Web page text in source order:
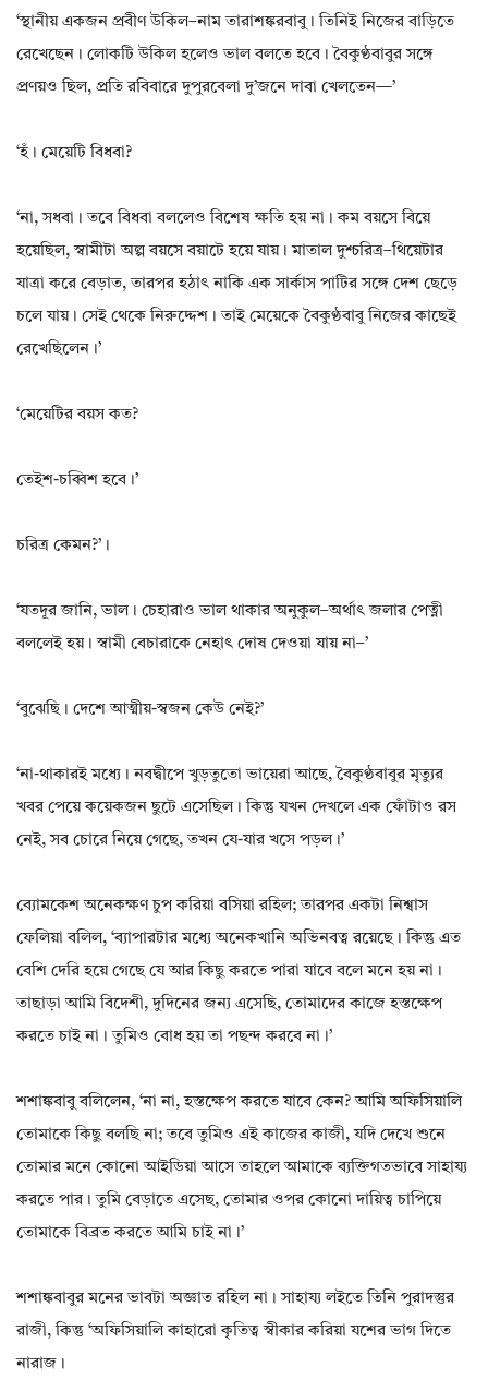
‘স্থানীয় একজন প্রবীণ উকিল–নাম তারাশঙ্করবাবু। তিনিই নিজের বাড়িতে
রেখেছেন। লোকটি উকিল হলেও ভাল বলতে হবে। বৈকুণ্ঠবাবুর সঙ্গে
প্রণয়ও ছিল‌, প্রতি রবিবারে দুপুরবেলা দু’জনে দাবা খেলতেন—’
‘হঁ। মেয়েটি বিধবা?
‘না‌, সধবা। তবে বিধবা বললেও বিশেষ ক্ষতি হয় না। কম বয়সে বিয়ে
হয়েছিল‌, স্বামীটা অল্প বয়সে বয়াটে হয়ে যায়। মাতাল দুশ্চরিত্র–থিয়েটার
যাত্রা করে বেড়াত‌, তারপর হঠাৎ নাকি এক সার্কাস পাটির সঙ্গে দেশ ছেড়ে
চলে যায়। সেই থেকে নিরুদ্দেশ। তাই মেয়েকে বৈকুণ্ঠবাবু নিজের কাছেই
রেখেছিলেন।’
‘মেয়েটির বয়স কত?
তেইশ-চব্বিশ হবে।’
চরিত্র কেমন?’।
‘যতদূর জানি‌, ভাল। চেহারাও ভাল থাকার অনুকুল–অর্থাৎ জলার পেত্নী
বললেই হয়। স্বামী বেচারাকে নেহাৎ দোষ দেওয়া যায় না–’
‘বুঝেছি। দেশে আত্মীয়-স্বজন কেউ নেই?’
‘না-থাকারই মধ্যে। নবদ্বীপে খুড়তুতো ভায়েরা আছে‌, বৈকুণ্ঠবাবুর মৃত্যুর
খবর পেয়ে কয়েকজন ছুটে এসেছিল। কিন্তু যখন দেখলে এক ফোঁটাও রস
নেই‌, সব চোরে নিয়ে গেছে‌, তখন যে-যার খসে পড়ল।’
ব্যোমকেশ অনেকক্ষণ চুপ করিয়া বসিয়া রহিল; তারপর একটা নিশ্বাস
ফেলিয়া বলিল‌, ‘ব্যাপারটার মধ্যে অনেকখানি অভিনবত্ব রয়েছে। কিন্তু এত
বেশি দেরি হয়ে গেছে যে আর কিছু করতে পারা যাবে বলে মনে হয় না।
তাছাড়া আমি বিদেশী‌, দুদিনের জন্য এসেছি‌, তোমাদের কাজে হস্তক্ষেপ
করতে চাই না। তুমিও বোধ হয় তা পছন্দ করবে না।’
শশাঙ্কবাবু বলিলেন‌, ‘না না‌, হস্তক্ষেপ করতে যাবে কেন? আমি অফিসিয়ালি
তোমাকে কিছু বলছি না; তবে তুমিও এই কাজের কাজী‌, যদি দেখে শুনে
তোমার মনে কোনো আইডিয়া আসে তাহলে আমাকে ব্যক্তিগতভাবে সাহায্য
করতে পার। তুমি বেড়াতে এসেছ‌, তোমার ওপর কোনো দায়িত্ব চাপিয়ে
তোমাকে বিব্রত করতে আমি চাই না।’
শশাঙ্কবাবুর মনের ভাবটা অজ্ঞাত রহিল না। সাহায্য লইতে তিনি পুরাদস্তুর
রাজী‌, কিন্তু ‘অফিসিয়ালি কাহারো কৃতিত্ব স্বীকার করিয়া যশের ভাগ দিতে
নারাজ।